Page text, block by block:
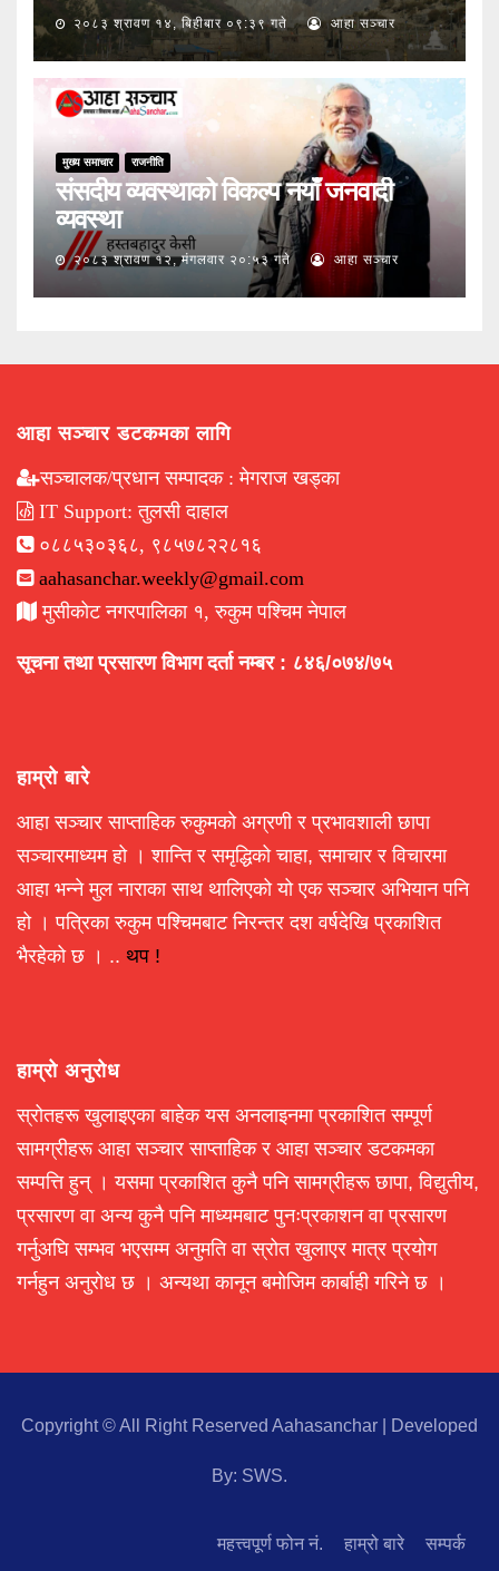
२०८३ श्रावण १४, बिहीबार ०९:३९ गते आहा सञ्चार
मुख्य समाचार राजनीति
संसदीय व्यवस्थाको विकल्प नयाँ जनवादी
व्यवस्था
२०८३ श्रावण १२, मंगलवार २०:५३ गते आहा सञ्चार
आहा सञ्चार डटकमका लागि
सञ्चालक/प्रधान सम्पादक : मेगराज खड्का
IT Support: तुलसी दाहाल
०८८५३०३६८, ९८५७८२२८१६
aahasanchar.weekly@gmail.com
मुसीकोट नगरपालिका १, रुकुम पश्चिम नेपाल
सूचना तथा प्रसारण विभाग दर्ता नम्बर : ८४६/०७४/७५
हाम्रो बारे
आहा सञ्चार साप्ताहिक रुकुमको अग्रणी र प्रभावशाली छापा
सञ्चारमाध्यम हो । शान्ति र समृद्धिको चाहा, समाचार र विचारमा
आहा भन्ने मुल नाराका साथ थालिएको यो एक सञ्चार अभियान पनि
हो । पत्रिका रुकुम पश्चिमबाट निरन्तर दश वर्षदेखि प्रकाशित
भैरहेको छ । .. थप !
हाम्रो अनुरोध
स्रोतहरू खुलाइएका बाहेक यस अनलाइनमा प्रकाशित सम्पूर्ण
सामग्रीहरू आहा सञ्चार साप्ताहिक र आहा सञ्चार डटकमका
सम्पत्ति हुन् । यसमा प्रकाशित कुनै पनि सामग्रीहरू छापा, विद्युतीय,
प्रसारण वा अन्य कुनै पनि माध्यमबाट पुनःप्रकाशन वा प्रसारण
गर्नुअघि सम्भव भएसम्म अनुमति वा स्रोत खुलाएर मात्र प्रयोग
गर्नहुन अनुरोध छ । अन्यथा कानून बमोजिम कार्बाही गरिने छ ।
Copyright © All Right Reserved Aahasanchar Developed
By: SWS.
महत्त्वपूर्ण फोन नं. हाम्रो बारे सम्पर्क